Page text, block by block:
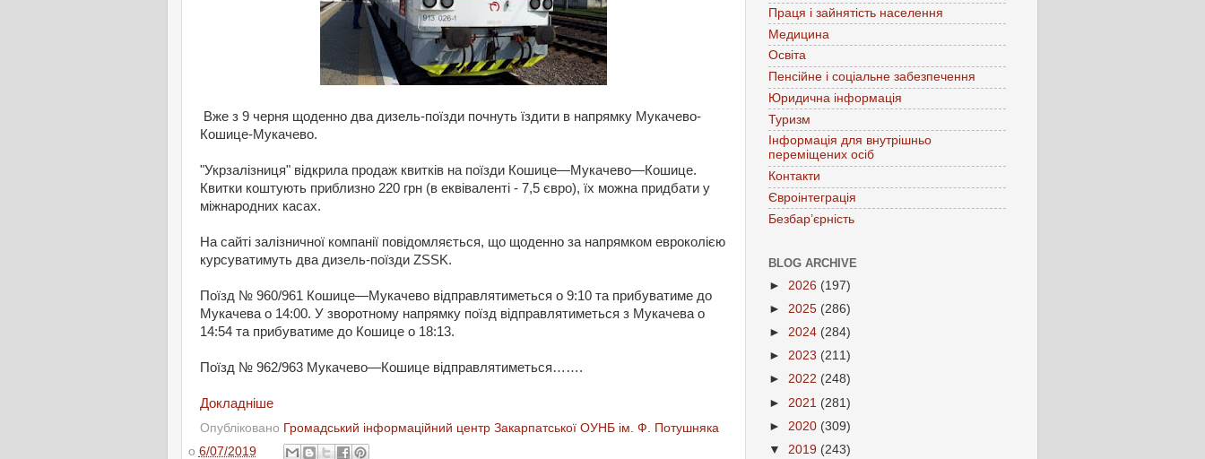
Вже з 9 черня щоденно два дизель-поїзди почнуть їздити в напрямку Мукачево-
Кошице-Мукачево.
"Укрзалізниця" відкрила продаж квитків на поїзди Кошице—Мукачево—Кошице.
Квитки коштують приблизно 220 грн (в еквіваленті - 7,5 євро), їх можна придбати у
міжнародних касах.
На сайті залізничної компанії повідомляється, що щоденно за напрямком евроколією
курсуватимуть два дизель-поїзди ZSSK.
Поїзд № 960/961 Кошице—Мукачево відправлятиметься о 9:10 та прибуватиме до
Мукачева о 14:00. У зворотному напрямку поїзд відправлятиметься з Мукачева о
14:54 та прибуватиме до Кошице о 18:13.
Поїзд № 962/963 Мукачево—Кошице відправлятиметься… ….
Докладніше
Опубліковано Громадський інформаційний центр Закарпатської ОУНБ ім. Ф. Потушняка
о 6/07/2019
Праця і зайнятість населення
Медицина
Освіта
Пенсійне і соціальне забезпечення
Юридична інформація
Туризм
Інформація для внутрішньо
переміщених осіб
Контакти
Євроінтеграція
Безбар’єрність
BLOG ARCHIVE
► 2026 (197)
► 2025 (286)
► 2024 (284)
► 2023 (211)
► 2022 (248)
► 2021 (281)
► 2020 (309)
▼ 2019 (243)